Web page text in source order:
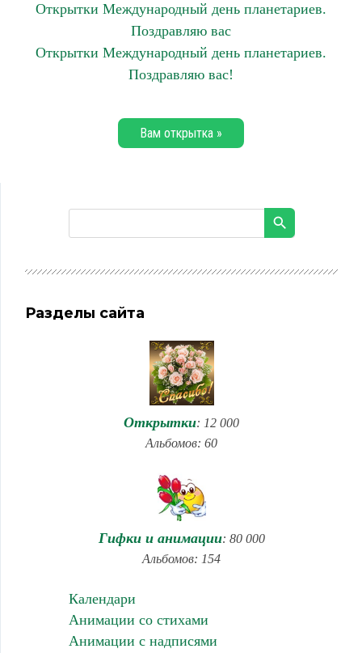
Открытки Международный день планетариев.
Поздравляю вас
Открытки Международный день планетариев.
Поздравляю вас!
Вам открытка »
Разделы сайта
Открытки: 12 000
Альбомов: 60
Гифки и анимации: 80 000
Альбомов: 154
Календари
Анимации со стихами
Анимации с надписями